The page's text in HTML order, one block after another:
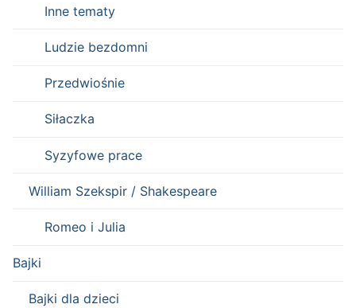
Inne tematy
Ludzie bezdomni
Przedwiośnie
Siłaczka
Syzyfowe prace
William Szekspir / Shakespeare
Romeo i Julia
Bajki
Bajki dla dzieci